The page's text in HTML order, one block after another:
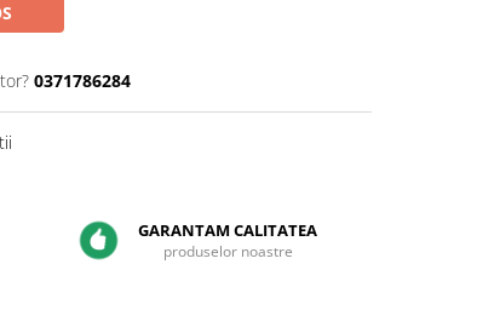
0371786284
GARANTAM CALITATEA
produselor noastre